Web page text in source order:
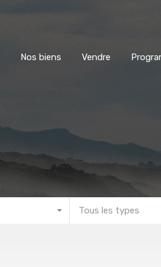
Nos biens Vendre
Tous les types